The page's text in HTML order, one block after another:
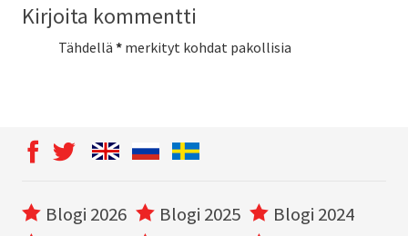
Kirjoita kommentti
Tähdellä * merkityt kohdat pakollisia
Blogi 2026 Blogi 2025
Blogi 2024